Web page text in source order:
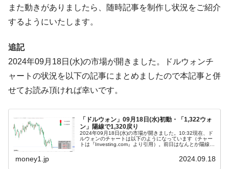
発。
『Money1』
韓国政府「ニセＫ-ブランドを通報しようキ
『Money1』
ぎ」では。
『Money1』
韓国鉄鋼最大手『POSCO』ズブズブ沈む。
営業利益80.2％も減少
『Money1』
米国下院「韓国の公務員個人をターゲット
にぶん殴る法案」提出！⇒ クーパン問題は合衆国企業に対
する差別。許してはおかぬ
『Money1』
韓国ボンクラ政策室長･金容範、株価暴落に
他人事のような発言。
また動きがありましたら、随時記事を制作し状況をご紹介
するようにいたします。
追記
2024年09月18日(水)の市場が開きました。ドルウォンチ
ャートの状況を以下の記事にまとめましたので本記事と併
せてお読み頂ければ幸いです。
「ドルウォン」09月18日(水)初動・「1,322ウォ
ン」陽線で1,320戻り
2024年09月18日(水)の市場が開きました。10:32現在、ド
ルウォンのチャートは以下のようになっています（チャー
トは『Investing.com』より引用）。前日はなんとか陽線と
money1.jp 2024.09.18